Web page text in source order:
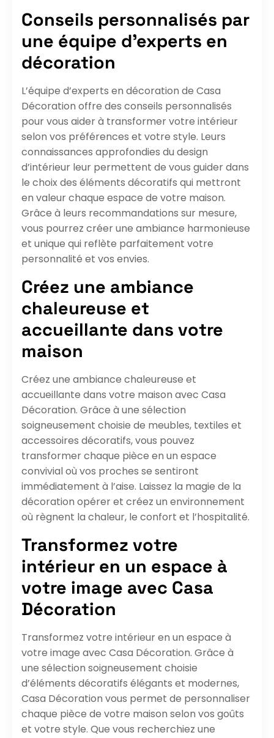
Conseils personnalisés par
une équipe d’experts en
décoration
L’équipe d’experts en décoration de Casa
Décoration offre des conseils personnalisés
pour vous aider à transformer votre intérieur
selon vos préférences et votre style. Leurs
connaissances approfondies du design
d’intérieur leur permettent de vous guider dans
le choix des éléments décoratifs qui mettront
en valeur chaque espace de votre maison.
Grâce à leurs recommandations sur mesure,
vous pourrez créer une ambiance harmonieuse
et unique qui reflète parfaitement votre
personnalité et vos envies.
Créez une ambiance
chaleureuse et
accueillante dans votre
maison
Créez une ambiance chaleureuse et
accueillante dans votre maison avec Casa
Décoration. Grâce à une sélection
soigneusement choisie de meubles, textiles et
accessoires décoratifs, vous pouvez
transformer chaque pièce en un espace
convivial où vos proches se sentiront
immédiatement à l’aise. Laissez la magie de la
décoration opérer et créez un environnement
où règnent la chaleur, le confort et l’hospitalité.
Transformez votre
intérieur en un espace à
votre image avec Casa
Décoration
Transformez votre intérieur en un espace à
votre image avec Casa Décoration. Grâce à
une sélection soigneusement choisie
d’éléments décoratifs élégants et modernes,
Casa Décoration vous permet de personnaliser
chaque pièce de votre maison selon vos goûts
et votre style. Que vous recherchiez une